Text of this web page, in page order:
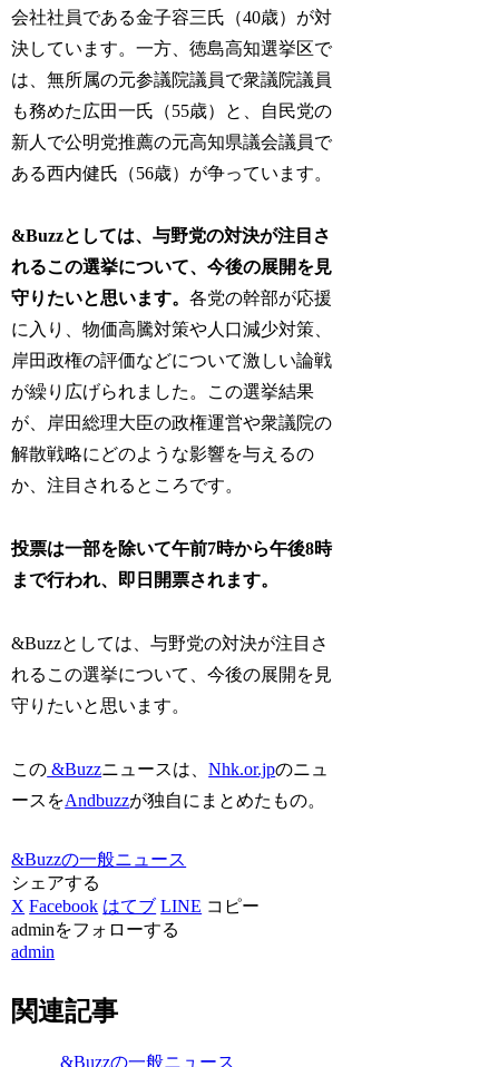
会社社員である金子容三氏（40歳）が対
決しています。一方、徳島高知選挙区で
は、無所属の元参議院議員で衆議院議員
も務めた広田一氏（55歳）と、自民党の
新人で公明党推薦の元高知県議会議員で
ある西内健氏（56歳）が争っています。
&Buzzとしては、与野党の対決が注目さ
れるこの選挙について、今後の展開を見
守りたいと思います。各党の幹部が応援
に入り、物価高騰対策や人口減少対策、
岸田政権の評価などについて激しい論戦
が繰り広げられました。この選挙結果
が、岸田総理大臣の政権運営や衆議院の
解散戦略にどのような影響を与えるの
か、注目されるところです。
投票は一部を除いて午前7時から午後8時
まで行われ、即日開票されます。
&Buzzとしては、与野党の対決が注目さ
れるこの選挙について、今後の展開を見
守りたいと思います。
この &Buzzニュースは、Nhk.or.jpのニュ
ースをAndbuzzが独自にまとめたもの。
&Buzzの一般ニュース
シェアする
X Facebook はてブ LINE コピー
adminをフォローする
admin
関連記事
&Buzzの一般ニュース